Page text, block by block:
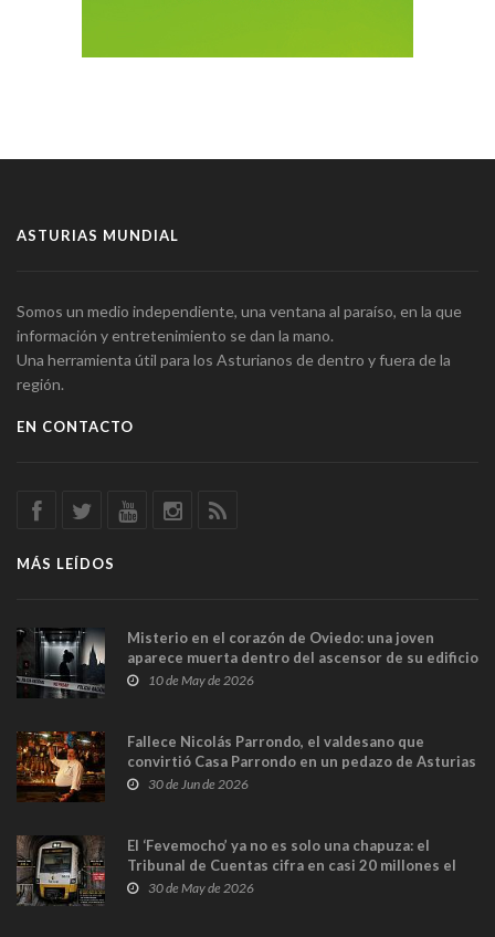
ASTURIAS MUNDIAL
Somos un medio independiente, una ventana al paraíso, en la que
información y entretenimiento se dan la mano.
Una herramienta útil para los Asturianos de dentro y fuera de la
región.
EN CONTACTO
MÁS LEÍDOS
Misterio en el corazón de Oviedo: una joven
aparece muerta dentro del ascensor de su edificio
y las cámaras captan sus últimos minutos
10 de May de 2026
Fallece Nicolás Parrondo, el valdesano que
convirtió Casa Parrondo en un pedazo de Asturias
en Madrid
30 de Jun de 2026
El ‘Fevemocho’ ya no es solo una chapuza: el
Tribunal de Cuentas cifra en casi 20 millones el
sobrecoste de los trenes que no cabían por los
30 de May de 2026